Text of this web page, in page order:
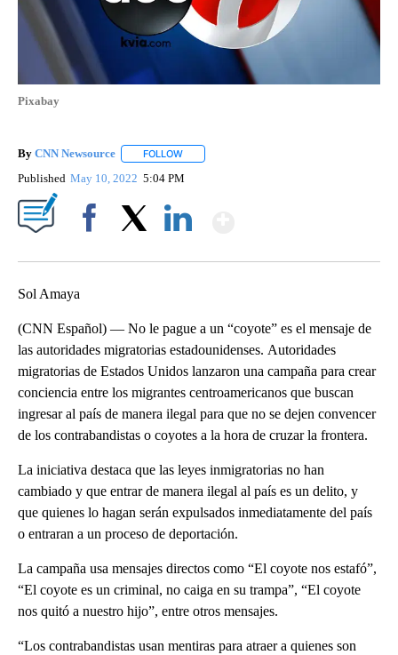
Pixabay
By CNN Newsource FOLLOW
Published May 10, 2022 5:04 PM
Sol Amaya
(CNN Español) — No le pague a un “coyote” es el mensaje de
las autoridades migratorias estadounidenses. Autoridades
migratorias de Estados Unidos lanzaron una campaña para crear
conciencia entre los migrantes centroamericanos que buscan
ingresar al país de manera ilegal para que no se dejen convencer
de los contrabandistas o coyotes a la hora de cruzar la frontera.
La iniciativa destaca que las leyes inmigratorias no han
cambiado y que entrar de manera ilegal al país es un delito, y
que quienes lo hagan serán expulsados inmediatamente del país
o entraran a un proceso de deportación.
La campaña usa mensajes directos como “El coyote nos estafó”,
“El coyote es un criminal, no caiga en su trampa”, “El coyote
nos quitó a nuestro hijo”, entre otros mensajes.
“Los contrabandistas usan mentiras para atraer a quienes son